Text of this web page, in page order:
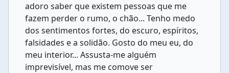
adoro saber que existem pessoas que me
fazem perder o rumo, o chão... Tenho medo
dos sentimentos fortes, do escuro, espíritos,
falsidades e a solidão. Gosto do meu eu, do
meu interior... Assusta-me alguém
imprevisível, mas me comove ser